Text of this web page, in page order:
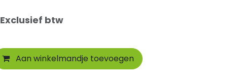
Exclusief btw
Aan winkelmandje toevoegen